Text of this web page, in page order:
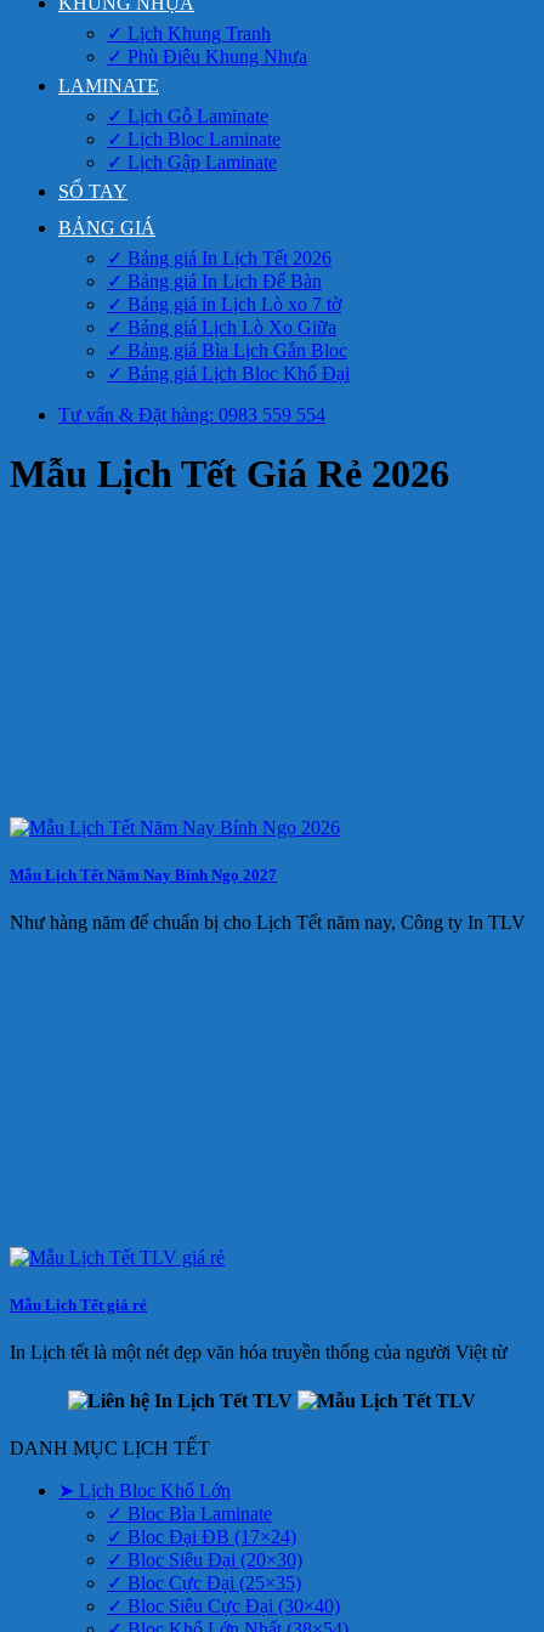
✓ Lịch Khung Tranh
✓ Phù Điêu Khung Nhựa
LAMINATE
✓ Lịch Gỗ Laminate
✓ Lịch Bloc Laminate
✓ Lịch Gập Laminate
SỔ TAY
BẢNG GIÁ
✓ Bảng giá In Lịch Tết 2026
✓ Bảng giá In Lịch Để Bàn
✓ Bảng giá in Lịch Lò xo 7 tờ
✓ Bảng giá Lịch Lò Xo Giữa
✓ Bảng giá Bìa Lịch Gắn Bloc
✓ Bảng giá Lịch Bloc Khổ Đại
Tư vấn & Đặt hàng: 0983 559 554
Mẫu Lịch Tết Giá Rẻ 2026
Mẫu Lịch Tết Năm Nay Bính Ngọ 2027
Như hàng năm để chuẩn bị cho Lịch Tết năm nay, Công ty In TLV
Mẫu Lịch Tết giá rẻ
In Lịch tết là một nét đẹp văn hóa truyền thống của người Việt từ
DANH MỤC LỊCH TẾT
➤ Lịch Bloc Khổ Lớn
✓ Bloc Bìa Laminate
✓ Bloc Đại ĐB (17×24)
✓ Bloc Siêu Đại (20×30)
✓ Bloc Cực Đại (25×35)
✓ Bloc Siêu Cực Đại (30×40)